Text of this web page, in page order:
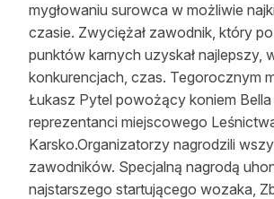
mygłowaniu surowca w możliwie
czasie. Zwyciężał zawodnik, który
punktów karnych uzyskał najlepszy,
konkurencjach, czas. Tegorocznym
Łukasz Pytel powożący koniem Bella
reprezentanci miejscowego
Karsko.Organizatorzy nagrodzili
zawodników. Specjalną nagrodą
najstarszego startującego wozaka,